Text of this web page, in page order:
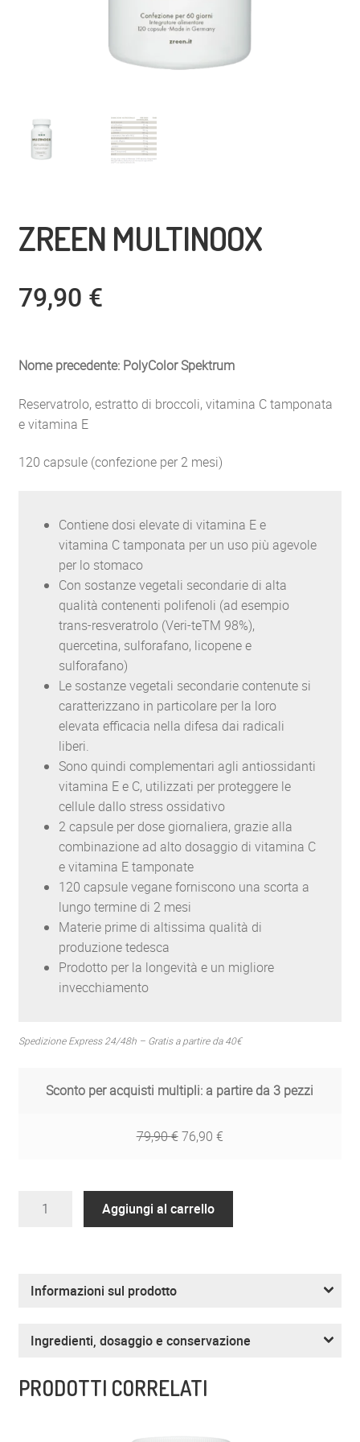
ZREEN MULTINOOX
79,90 €
Nome precedente: PolyColor Spektrum
Reservatrolo, estratto di broccoli, vitamina C tamponata
e vitamina E
120 capsule (confezione per 2 mesi)
Contiene dosi elevate di vitamina E e
vitamina C tamponata per un uso più agevole
per lo stomaco
Con sostanze vegetali secondarie di alta
qualità contenenti polifenoli (ad esempio
trans-resveratrolo (Veri-teTM 98%),
quercetina, sulforafano, licopene e
sulforafano)
Le sostanze vegetali secondarie contenute si
caratterizzano in particolare per la loro
elevata efficacia nella difesa dai radicali
liberi.
Sono quindi complementari agli antiossidanti
vitamina E e C, utilizzati per proteggere le
cellule dallo stress ossidativo
2 capsule per dose giornaliera, grazie alla
combinazione ad alto dosaggio di vitamina C
e vitamina E tamponate
120 capsule vegane forniscono una scorta a
lungo termine di 2 mesi
Materie prime di altissima qualità di
produzione tedesca
Prodotto per la longevità e un migliore
invecchiamento
Spedizione Express 24/48h – Gratis a partire da 40€
Sconto per acquisti multipli: a partire da 3 pezzi
79,90€76,90 €
ZREEN
Aggiungi al carrello
Informazioni sul prodotto
Ingredienti, dosaggio e conservazione
PRODOTTI CORRELATI